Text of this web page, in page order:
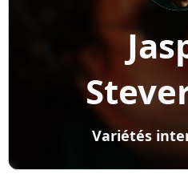
Variétés